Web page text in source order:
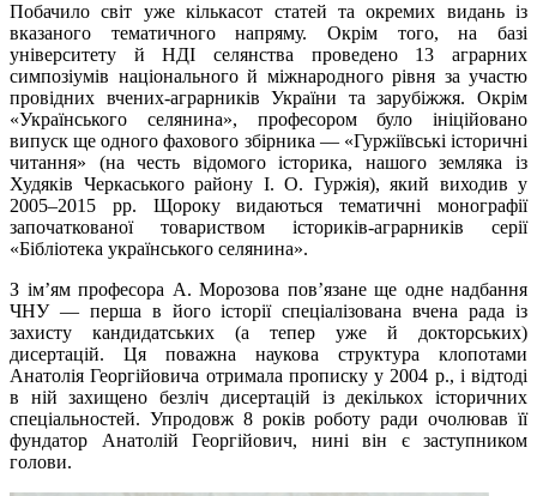
Побачило світ уже кількасот статей та окремих видань із
вказаного тематичного напряму. Окрім того, на базі
університету й НДІ селянства проведено 13 аграрних
симпозіумів національного й міжнародного рівня за участю
провідних вчених-аграрників України та зарубіжжя. Окрім
«Українського селянина», професором було ініційовано
випуск ще одного фахового збірника — «Гуржіївські історичні
читання» (на честь відомого історика, нашого земляка із
Худяків Черкаського району І. О. Гуржія), який виходив у
2005–2015 рр. Щороку видаються тематичні монографії
започаткованої товариством істориків-аграрників серії
«Бібліотека українського селянина».
З ім’ям професора А. Морозова пов’язане ще одне надбання
ЧНУ — перша в його історії спеціалізована вчена рада із
захисту кандидатських (а тепер уже й докторських)
дисертацій. Ця поважна наукова структура клопотами
Анатолія Георгійовича отримала прописку у 2004 р., і відтоді
в ній захищено безліч дисертацій із декількох історичних
спеціальностей. Упродовж 8 років роботу ради очолював її
фундатор Анатолій Георгійович, нині він є заступником
голови.